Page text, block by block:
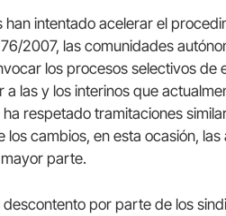
han intentado acelerar el
2007, las comunidades
los procesos selectivos de
a las y los interinos que
respetado tramitaciones
los cambios, en esta ocasión,
parte.
descontento por parte de los